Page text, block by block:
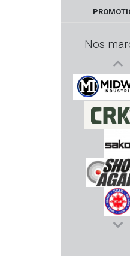
Nos
DERYA
MIDWEST
CRKT
SAKO
SHOOT
STAR